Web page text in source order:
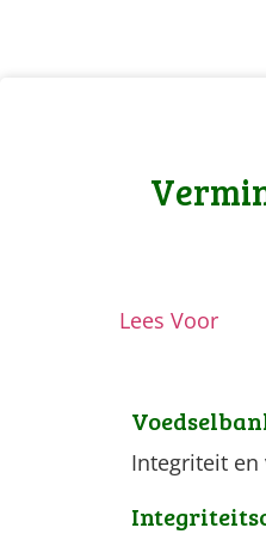
Lees Voor
Integriteit en